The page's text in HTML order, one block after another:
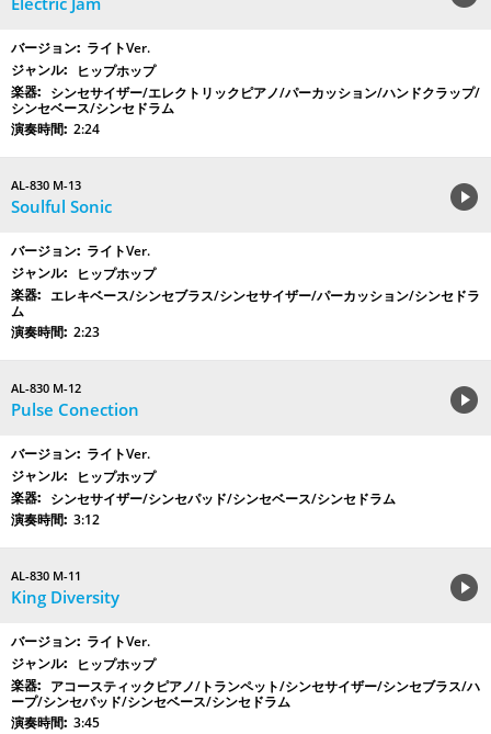
ライトVer.
ヒップホップ
シンセサイザー/エレクトリックピアノ/パーカッション/ハンドクラップ/
シンセベース/シンセドラム
2:24
AL-830 M-13
Soulful Sonic
ライトVer.
ヒップホップ
エレキベース/シンセブラス/シンセサイザー/パーカッション/シンセドラ
ム
2:23
AL-830 M-12
Pulse Conection
ライトVer.
ヒップホップ
シンセサイザー/シンセパッド/シンセベース/シンセドラム
3:12
AL-830 M-11
King Diversity
ライトVer.
ヒップホップ
アコースティックピアノ/トランペット/シンセサイザー/シンセブラス/ハ
ープ/シンセパッド/シンセベース/シンセドラム
3:45